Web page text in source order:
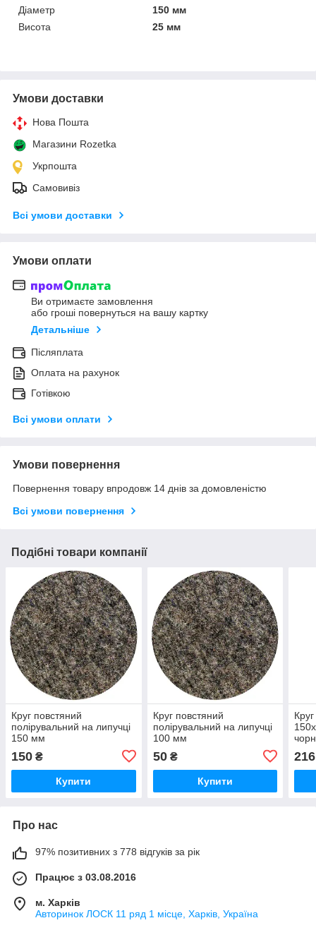
Діаметр
150 мм
Висота
25 мм
Умови доставки
Нова Пошта
Магазини Rozetka
Укрпошта
Самовивіз
Всі умови доставки
Умови оплати
Ви отримаєте замовлення
або гроші повернуться на вашу картку
Детальніше
Післяплата
Оплата на рахунок
Готівкою
Всі умови оплати
Умови повернення
Повернення товару впродовж 14 днів за домовленістю
Всі умови повернення
Подібні товари компанії
Круг повстяний
полірувальний на липучці
150 мм
150 ₴
Купити
Круг повстяний
полірувальний на липучці
100 мм
50₴
Купити
216
Про нас
97% позитивних з 778 відгуків за рік
Працює з 03.08.2016
м. Харків
Авторинок ЛОСК 11 ряд 1 місце, Харків, Україна